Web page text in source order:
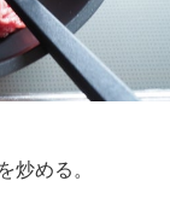
炒める。